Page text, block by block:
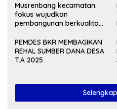
Musrenbang kecamatan:
fokus wujudkan
pembangunan berkualitas
PEMDES BKR MEMBAGIKAN
REHAL SUMBER DANA DESA
T.A 2025